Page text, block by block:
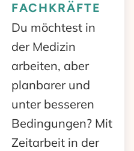
FACHKRÄFTE
Du möchtest in
der Medizin
arbeiten, aber
planbarer und
unter besseren
Bedingungen? Mit
Zeitarbeit in der